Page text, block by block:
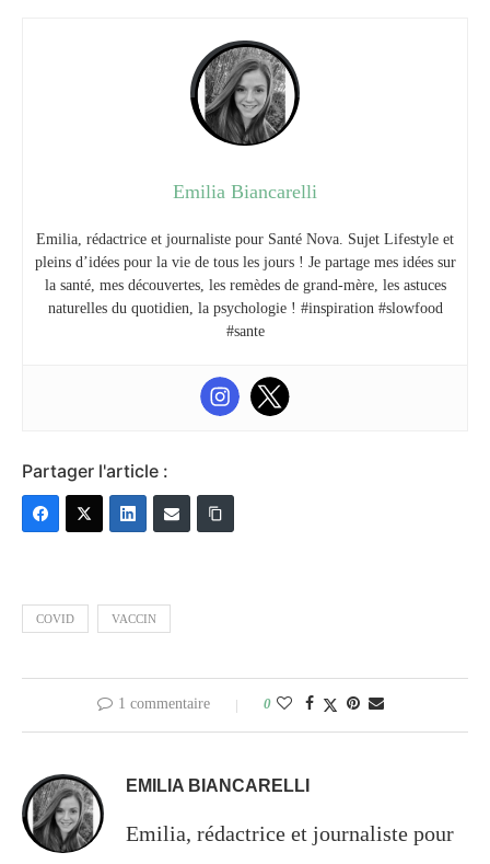
Emilia Biancarelli
Emilia, rédactrice et journaliste pour Santé Nova. Sujet Lifestyle et
pleins d’idées pour la vie de tous les jours ! Je partage mes idées sur
la santé, mes découvertes, les remèdes de grand-mère, les astuces
naturelles du quotidien, la psychologie ! #inspiration #slowfood
#sante
Partager l'article :
COVID VACCIN
1 commentaire 0
EMILIA BIANCARELLI
Emilia, rédactrice et journaliste pour